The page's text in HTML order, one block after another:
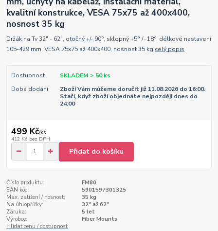
kvalitní konstrukce, VESA 75x75 až 400x400,
nosnost 35 kg
Držák na Tv 32" - 62", otočný +/- 90°, sklopný +5° / -18°, délkové nastavení
105-429 mm, VESA 75x75 až 400x400, nosnost 35 kg celý popis
Dostupnost
SKLADEM > 50 ks
Doba dodání
Zboží Vám můžeme doručit již 11.08.2026 do 16:00.
Stačí, když zboží objednáte nejpozději dnes do
24:00
499 Kč/ks
412 Kč bez DPH
Přidat do košíku
Číslo produktu:
FM80
EAN kód:
5901597301325
Max. zatížení / nosnost:
35 kg
Na úhlopříčky:
32" až 62"
Záruka:
5 let
Výrobce:
Fiber Mounts
Hlídat cenu / dostupnost